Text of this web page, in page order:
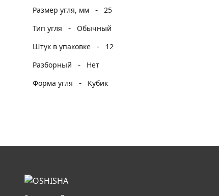
Размер угля, мм
- 25
Тип угля
-
Обычный
Штук в упаковке
-
12
Разборный
-
Нет
Форма угля
- Кубик